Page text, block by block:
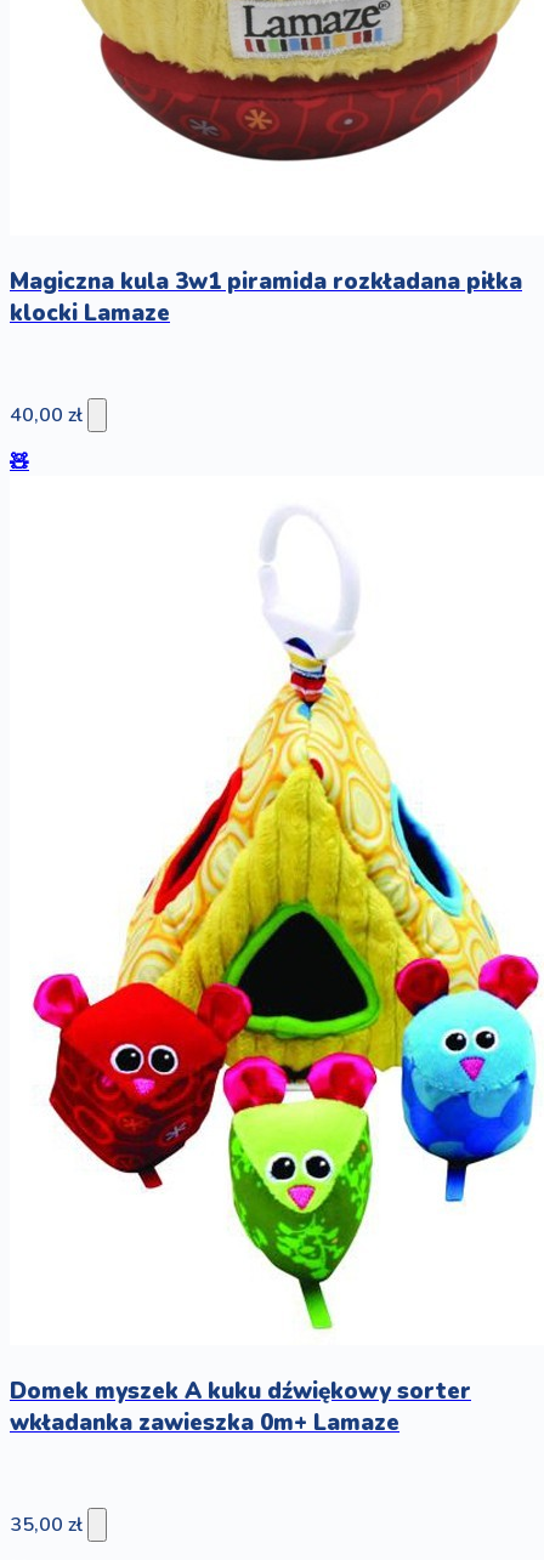
Magiczna kula 3w1 piramida rozkładana piłka
klocki Lamaze
40,00 zł
🧸
Domek myszek A kuku dźwiękowy sorter
wkładanka zawieszka 0m+ Lamaze
35,00 zł